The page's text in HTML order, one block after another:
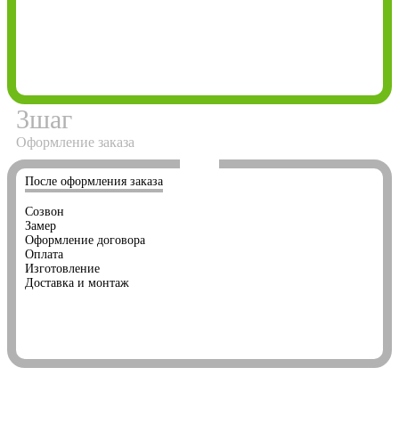
3шаг
Оформление заказа
После оформления заказа
Созвон
Замер
Оформление договора
Оплата
Изготовление
Доставка и монтаж